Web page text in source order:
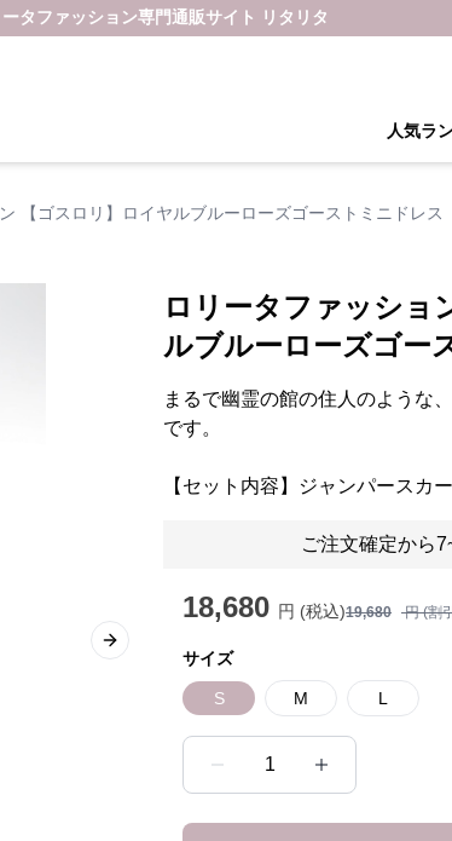
ータファッション専門通販サイト リタリタ
人気ラ
【ゴスロリ】ロイヤルブルーローズゴーストミニドレス
Next slide
ロリータファッショ
ルブルーローズゴー
まるで幽霊の館の住人のような
です。
【セット内容】ジャンパースカ
ご注文確定から
18,680 円 (税込)19,680 円 (割
サイズ
S M L
1